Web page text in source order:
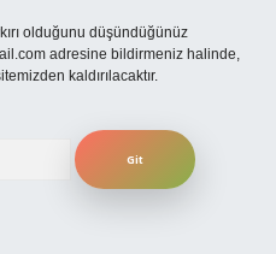
olduğunu düşündüğünüz
adresine bildirmeniz halinde,
kaldırılacaktır.